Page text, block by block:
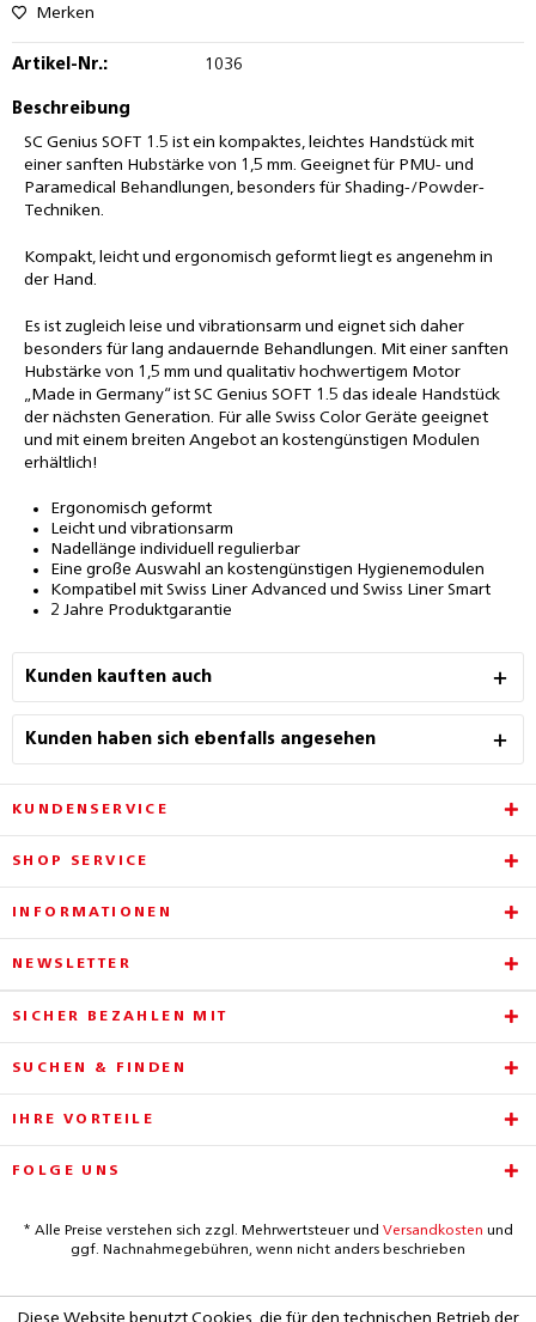
Merken
Artikel-Nr.: 1036
Beschreibung
SC Genius SOFT 1.5 ist ein kompaktes, leichtes Handstück mit
einer sanften Hubstärke von 1,5 mm. Geeignet für PMU- und
Paramedical Behandlungen, besonders für Shading-/Powder-
Techniken.
Kompakt, leicht und ergonomisch geformt liegt es angenehm in
der Hand.
Es ist zugleich leise und vibrationsarm und eignet sich daher
besonders für lang andauernde Behandlungen. Mit einer sanften
Hubstärke von 1,5 mm und qualitativ hochwertigem Motor
„Made in Germany“ ist SC Genius SOFT 1.5 das ideale Handstück
der nächsten Generation. Für alle Swiss Color Geräte geeignet
und mit einem breiten Angebot an kostengünstigen Modulen
erhältlich!
Ergonomisch geformt
Leicht und vibrationsarm
Nadellänge individuell regulierbar
Eine große Auswahl an kostengünstigen Hygienemodulen
Kompatibel mit Swiss Liner Advanced und Swiss Liner Smart
2 Jahre Produktgarantie
Kunden kauften auch
Kunden haben sich ebenfalls angesehen
KUNDENSERVICE
SHOP SERVICE
INFORMATIONEN
NEWSLETTER
SICHER BEZAHLEN MIT
SUCHEN & FINDEN
IHRE VORTEILE
FOLGE UNS
* Alle Preise verstehen sich zzgl. Mehrwertsteuer und Versandkosten und
ggf. Nachnahmegebühren, wenn nicht anders beschrieben
Diese Website benutzt Cookies, die für den technischen Betrieb der